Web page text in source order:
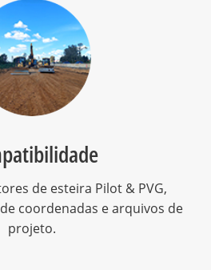
de esteira Pilot & PVG,
coordenadas e arquivos de
projeto.